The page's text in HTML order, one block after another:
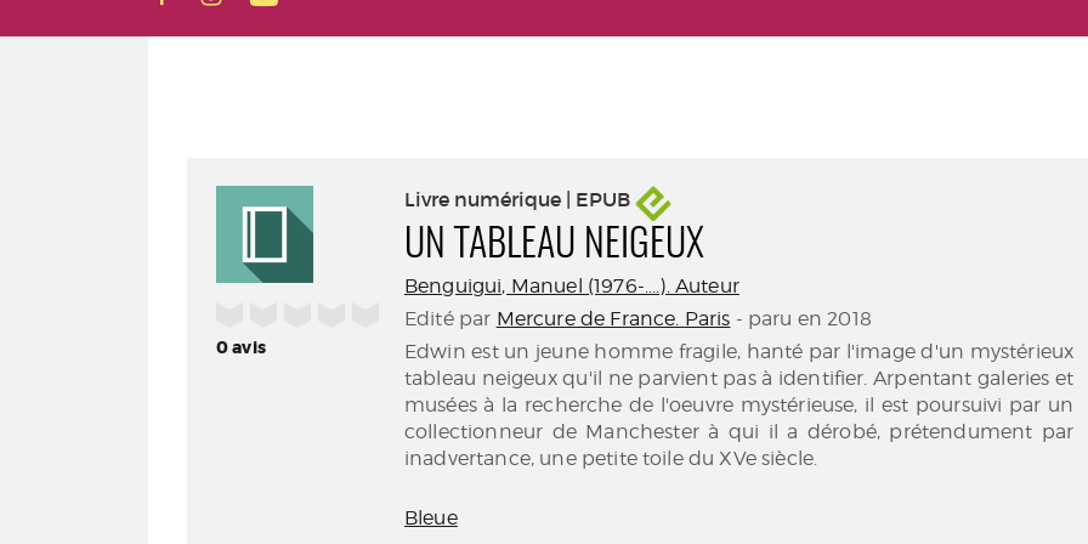
0avis
Livre numérique | EPUB
UN TABLEAU NEIGEUX
Benguigui, Manuel (1976-....). Auteur
Edité par Mercure de France. Paris - paru en 2018
Edwin est un jeune homme fragile, hanté par l'image d'un mystérieux
tableau neigeux qu'il ne parvient pas à identifier. Arpentant galeries et
musées à la recherche de l'oeuvre mystérieuse, il est poursuivi par un
collectionneur de Manchester à qui il a dérobé, prétendument par
inadvertance, une petite toile du XVe siècle.
Bleue